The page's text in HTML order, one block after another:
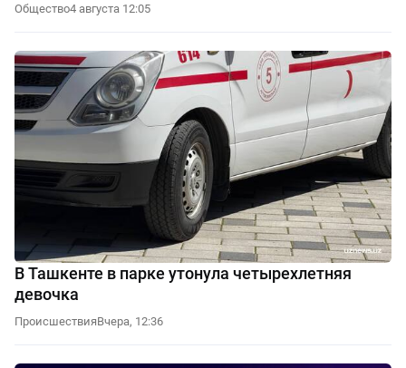
Общество4 августа 12:05
В Ташкенте в парке утонула четырехлетняя
девочка
ПроисшествияВчера, 12:36